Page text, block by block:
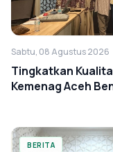
Sabtu, 08 Agustus 2026
Tingkatkan
Kemenag Aceh
BERITA